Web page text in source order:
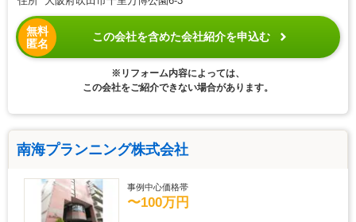
無料
匿名
この会社を含めた会社紹介を申込む
※リフォーム内容によっては、
この会社をご紹介できない場合があります。
南海プランニング株式会社
事例中心価格帯
〜100万円